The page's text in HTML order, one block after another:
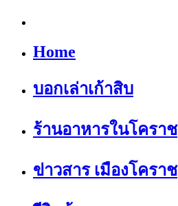
Home
บอกเล่าเก้าสิบ
ร้านอาหารในโคราช
ข่าวสาร เมืองโคราช